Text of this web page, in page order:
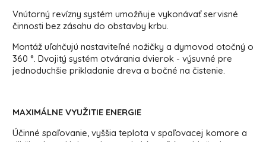
Vnútorný revízny systém umožňuje vykonávať servisné
činnosti bez zásahu do obstavby krbu.
Montáž uľahčujú nastaviteľné nožičky a dymovod otočný o
360 °. Dvojitý systém otvárania dvierok - výsuvné pre
jednoduchšie prikladanie dreva a bočné na čistenie.
MAXIMÁLNE VYUŽITIE ENERGIE
Účinné spaľovanie, vyššia teplota v spaľovacej komore a